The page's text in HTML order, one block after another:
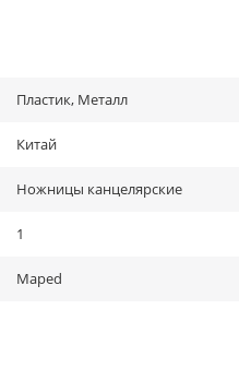
Пластик, Металл
Китай
Ножницы канцелярские
1
Maped